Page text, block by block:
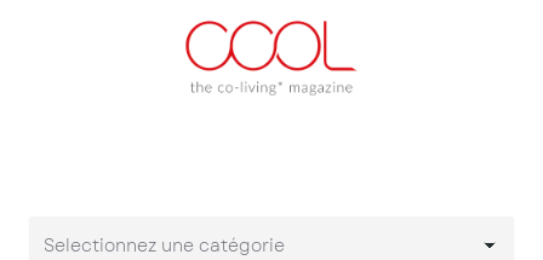
Selectionnez une catégorie